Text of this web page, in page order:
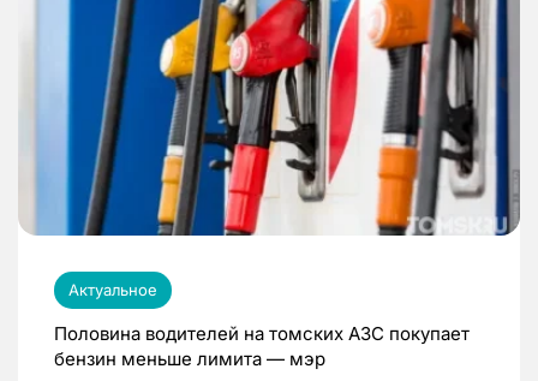
Актуальное
Половина водителей на томских АЗС покупает
бензин меньше лимита — мэр